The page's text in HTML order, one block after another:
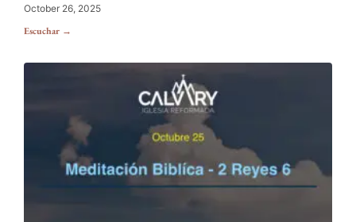
October 26, 2025
Escuchar →